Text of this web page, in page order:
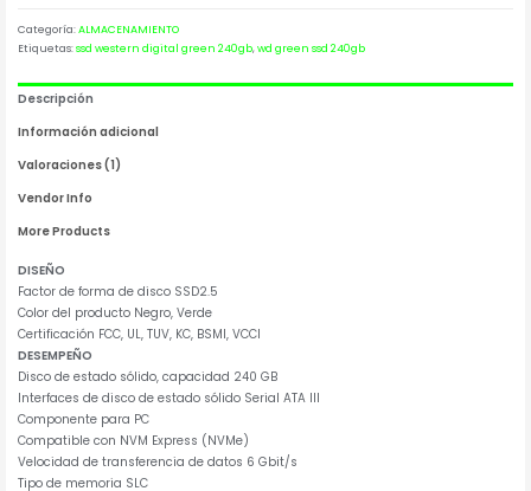
puntuación
de cliente
Categoría:ALMACENAMIENTO
Etiquetas:ssd western digital green 240gb,wd green ssd 240gb
Descripción
Información adicional
Valoraciones (1)
Vendor Info
More Products
DISEÑO
Factor de forma de disco SSD2.5
Color del producto Negro, Verde
Certificación FCC, UL, TUV, KC, BSMI, VCCI
DESEMPEÑO
Disco de estado sólido, capacidad 240 GB
Interfaces de disco de estado sólido Serial ATA III
Componente para PC
Compatible con NVM Express (NVMe)
Velocidad de transferencia de datos 6 Gbit/s
Tipo de memoria SLC